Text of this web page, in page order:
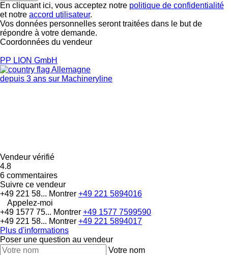
En cliquant ici, vous acceptez notre politique de confidentialité
et notre accord utilisateur.
Vos données personnelles seront traitées dans le but de
répondre à votre demande.
Coordonnées du vendeur
PP LION GmbH
Allemagne
depuis 3 ans sur Machineryline
Vendeur vérifié
4.8
6 commentaires
Suivre ce vendeur
+49 221 58... Montrer +49 221 5894016
Appelez-moi
+49 1577 75... Montrer +49 1577 7599590
+49 221 58... Montrer +49 221 5894017
Plus d'informations
Poser une question au vendeur
Votre nom